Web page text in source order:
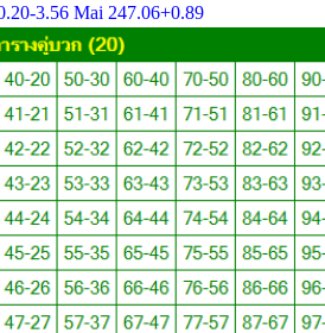
3.56 Mai 247.06+0.89